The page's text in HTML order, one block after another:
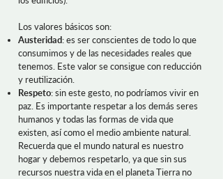
Los valores básicos son:
Austeridad: es ser conscientes de todo lo que
consumimos y de las necesidades reales que
tenemos. Este valor se consigue con reducción
y reutilización.
Respeto: sin este gesto, no podríamos vivir en
paz. Es importante respetar a los demás seres
humanos y todas las formas de vida que
existen, así como el medio ambiente natural.
Recuerda que el mundo natural es nuestro
hogar y debemos respetarlo, ya que sin sus
recursos nuestra vida en el planeta Tierra no